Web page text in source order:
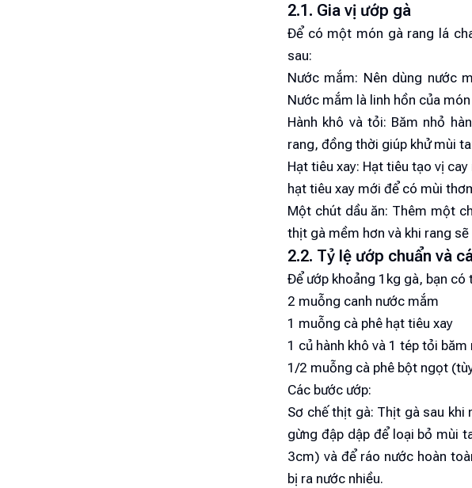
2.1. Gia vị ướp gà
Để có một món gà rang lá
sau:
Nước mắm: Nên dùng nước
Nước mắm là linh hồn của
Hành khô và tỏi: Băm nhỏ
rang, đồng thời giúp khử mùi
Hạt tiêu xay: Hạt tiêu tạo vị
hạt tiêu xay mới để có mùi
Một chút dầu ăn: Thêm một
thịt gà mềm hơn và khi rang
2.2. Tỷ lệ ướp chuẩn và
Để ướp khoảng 1kg gà, bạn có
2 muỗng canh nước mắm
1 muỗng cà phê hạt tiêu xay
1 củ hành khô và 1 tép tỏi băm
1/2 muỗng cà phê bột ngọt
Các bước ướp:
Sơ chế thịt gà: Thịt gà sau khi
gừng đập dập để loại bỏ mùi
3cm) và để ráo nước hoàn
bị ra nước nhiều.